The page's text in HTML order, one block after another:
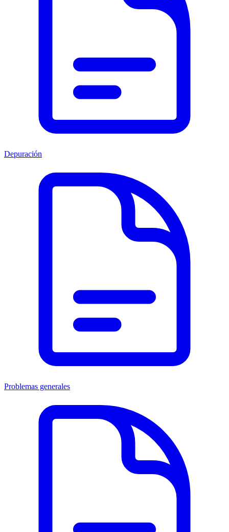
Depuración
Problemas generales